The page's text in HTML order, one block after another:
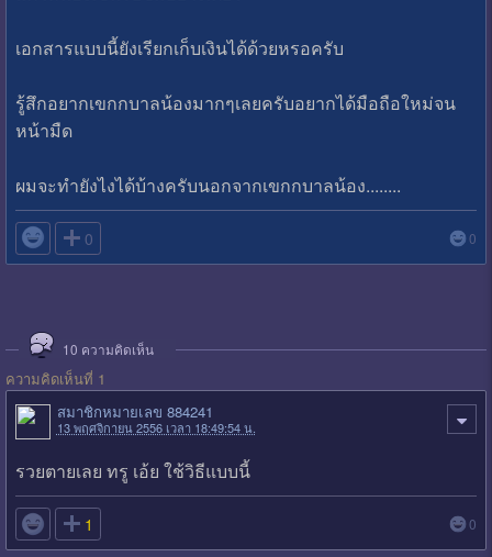
เอกสารแบบนี้ยังเรียกเก็บเงินได้ด้วยหรอครับ
รู้สึกอยากเขกกบาลน้องมากๆเลยครับอยากได้มือถือใหม่จน
หน้ามืด
ผมจะทำยังไงได้บ้างครับนอกจากเขกกบาลน้อง........
 0 0
10 ความคิดเห็น
ความคิดเห็นที่ 1
สมาชิกหมายเลข 884241
13 พฤศจิกายน 2556 เวลา 18:49:54 น.
รวยตายเลย ทรู เอ้ย ใช้วิธีแบบนี้
 1 0